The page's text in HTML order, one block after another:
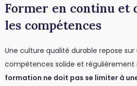
Former en continu et
les compétences
Une culture qualité durable repose sur
compétences solide et régulièrement
formation ne doit pas se limiter à